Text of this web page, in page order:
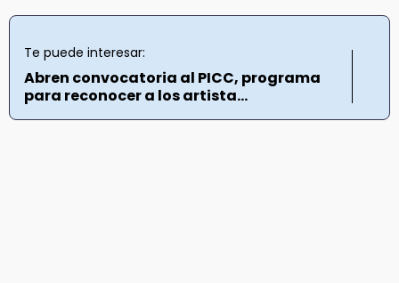
Te puede interesar:
Abren convocatoria al PICC, programa
para reconocer a los artista...